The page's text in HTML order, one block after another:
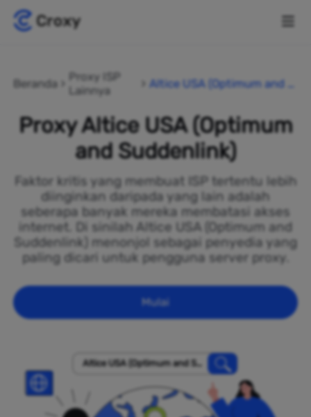
Beranda
Proxy ISP
Lainnya
Altice USA (Optimum and S
Proxy Altice USA (Optimum
and Suddenlink)
Faktor kritis yang membuat ISP tertentu lebih
diinginkan daripada yang lain adalah
seberapa banyak mereka membatasi akses
internet. Di sinilah Altice USA (Optimum and
Suddenlink) menonjol sebagai penyedia yang
paling dicari untuk pengguna server proxy.
Mulai
Altice USA (Optimum and Su